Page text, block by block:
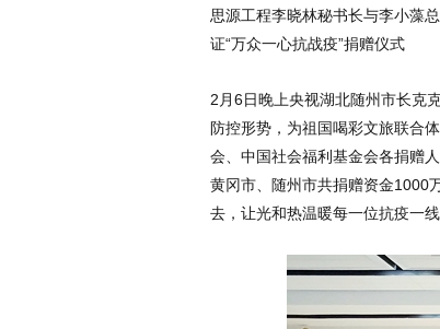
思源工程李晓林秘书长与李小藻
证“万众一心抗战疫”捐赠仪式
2月6日晚上央视湖北随州市长克
防控形势，为祖国喝彩文旅联合
会、中国社会福利基金会各捐赠
黄冈市、随州市共捐赠资金1000
去，让光和热温暖每一位抗疫一